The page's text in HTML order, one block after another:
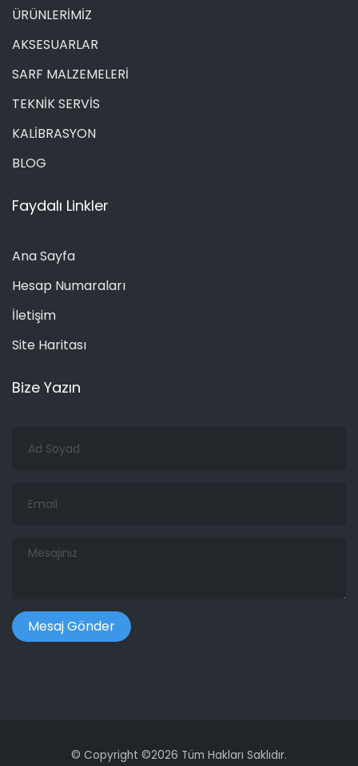
ÜRÜNLERİMİZ
AKSESUARLAR
SARF MALZEMELERİ
TEKNİK SERVİS
KALİBRASYON
BLOG
Faydalı Linkler
Ana Sayfa
Hesap Numaraları
İletişim
Site Haritası
Bize Yazın
Soyad
Mesajınız
© Copyright ©2026 Tüm Hakları Saklıdır.